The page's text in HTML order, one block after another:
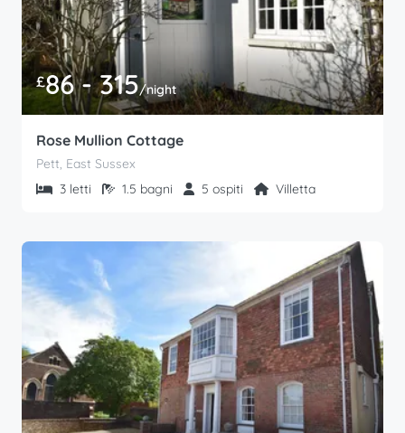
£86 - 315/night
Rose Mullion Cottage
Pett, East Sussex
3 letti
1.5 bagni 5 ospiti Villetta